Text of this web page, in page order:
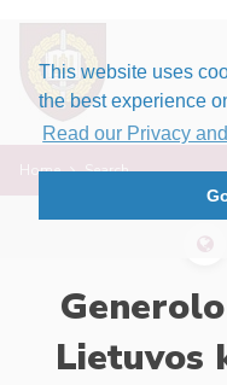
This website uses
the best experience
Read our Privacy
Home Search
Lietuvos